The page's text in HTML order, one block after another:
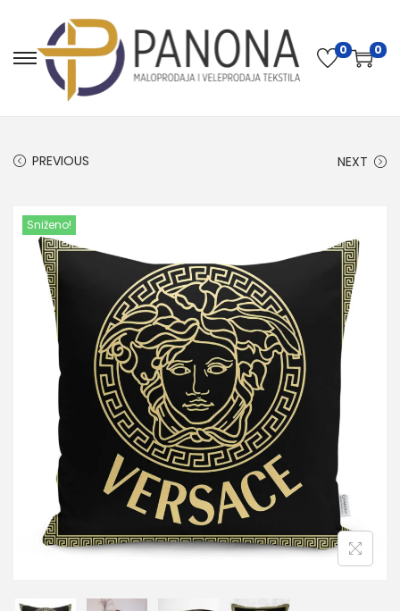
0 0
PREVIOUS NEXT
Sniženo!